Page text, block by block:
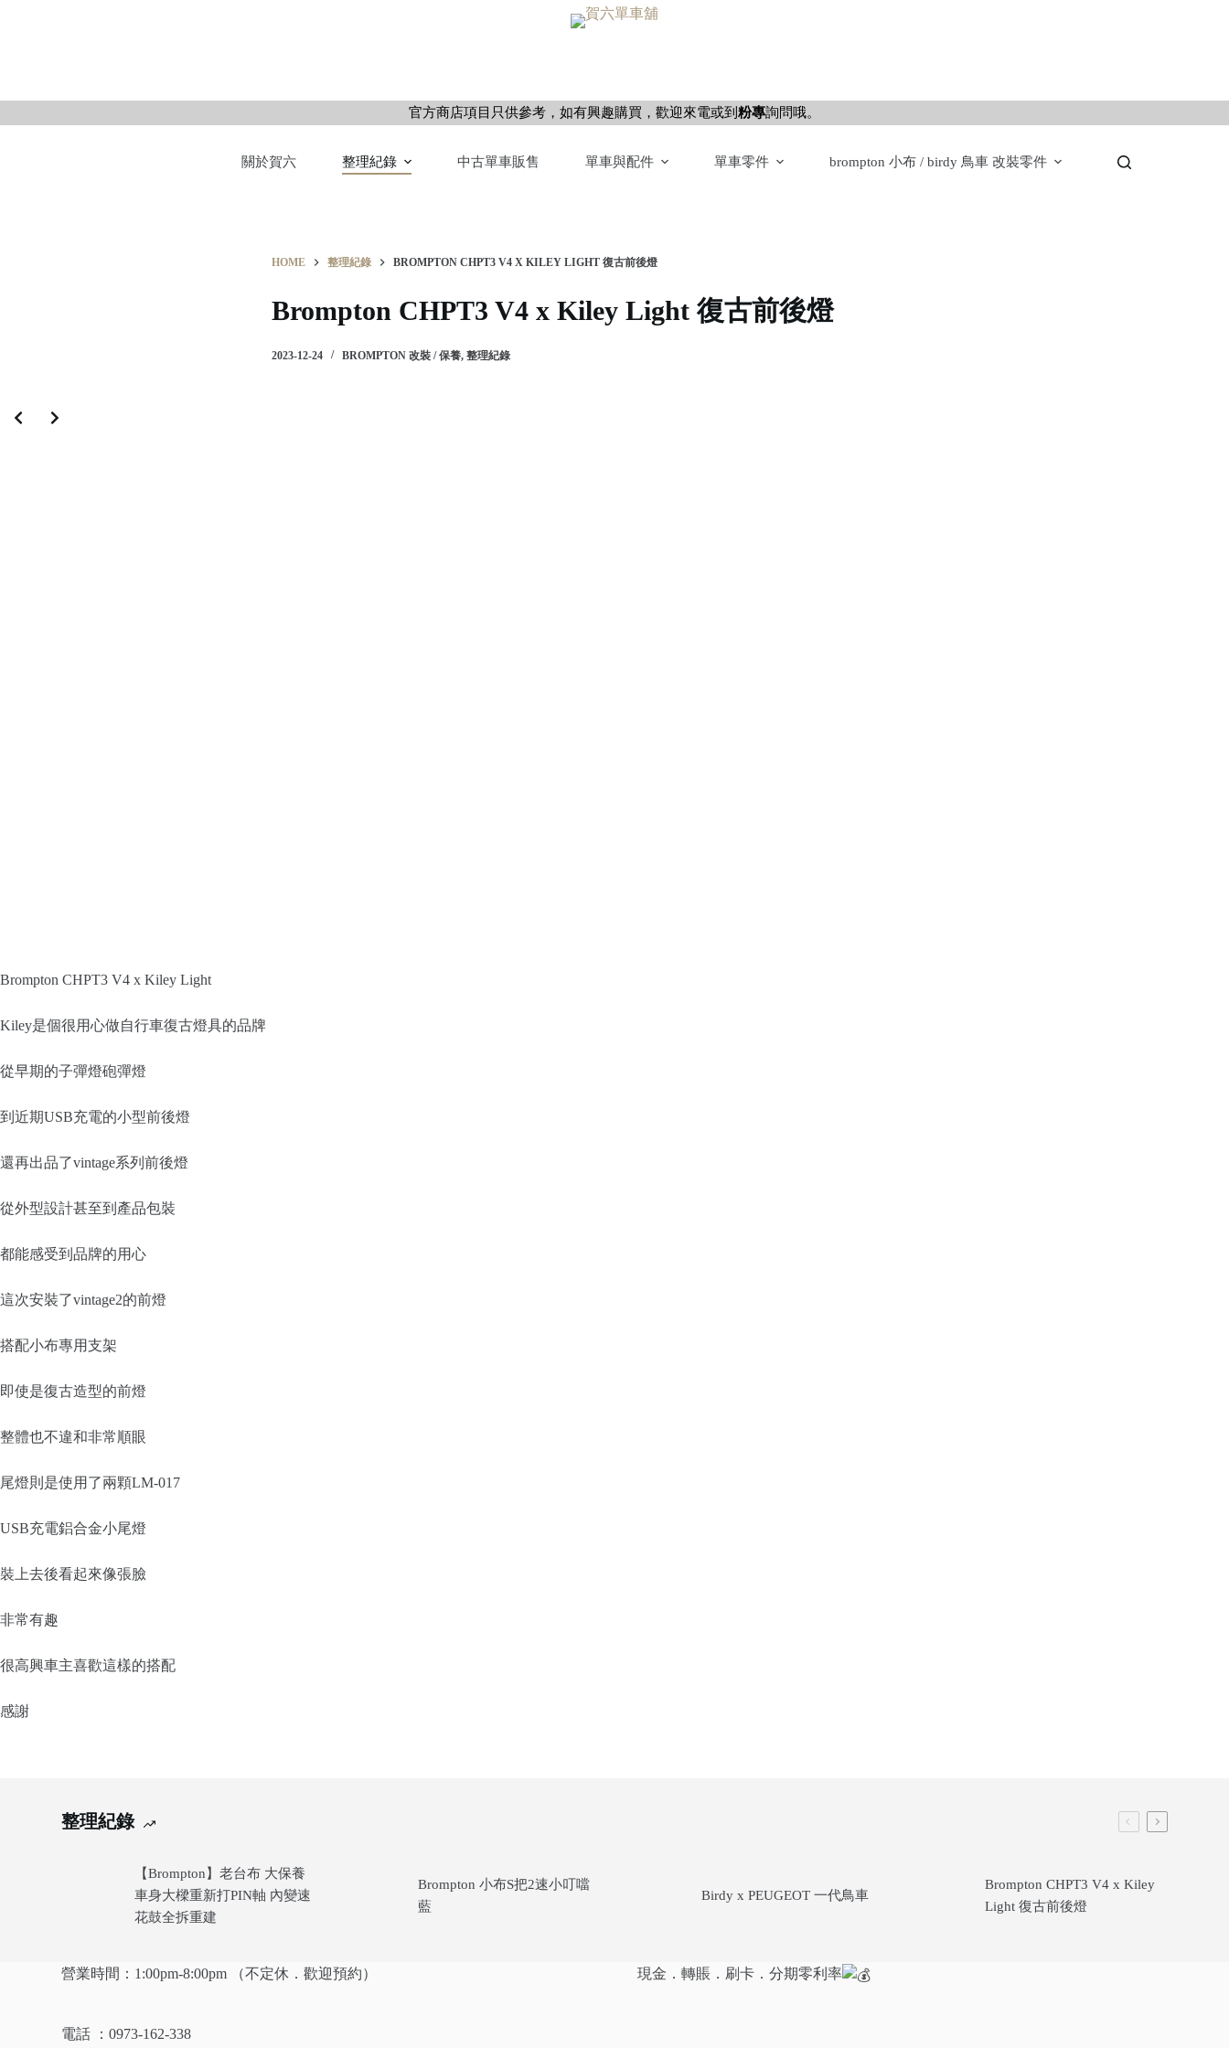
官方商店項目只供參考，如有興趣購買，歡迎來電或到 粉專詢問哦。
關於賀六 整理紀錄 中古單車販售 單車與配件 單車零件 brompton 小布 / birdy 鳥車 改裝零件
HOME 整理紀錄 BROMPTON CHPT3 V4 X KILEY LIGHT 復古前後燈
Brompton CHPT3 V4 x Kiley Light 復古前後燈
2023-12-24 BROMPTON 改裝 / 保養, 整理紀錄
Brompton CHPT3 V4 x Kiley Light
Kiley是個很用心做自行車復古燈具的品牌
從早期的子彈燈砲彈燈
到近期USB充電的小型前後燈
還再出品了vintage系列前後燈
從外型設計甚至到產品包裝
都能感受到品牌的用心
這次安裝了vintage2的前燈
搭配小布專用支架
即使是復古造型的前燈
整體也不違和非常順眼
尾燈則是使用了兩顆LM-017
USB充電鋁合金小尾燈
裝上去後看起來像張臉
非常有趣
很高興車主喜歡這樣的搭配
感謝
整理紀錄
【Brompton】老台布 大保養
車身大樑重新打PIN軸 內變速
花鼓全拆重建
Brompton 小布S把2速小叮噹
藍
Birdy x PEUGEOT 一代鳥車
Brompton CHPT3 V4 x Kiley
Light 復古前後燈
營業時間：1:00pm-8:00pm （不定休．歡迎預約）
電話 ：0973-162-338
現金．轉賬．刷卡．分期零利率